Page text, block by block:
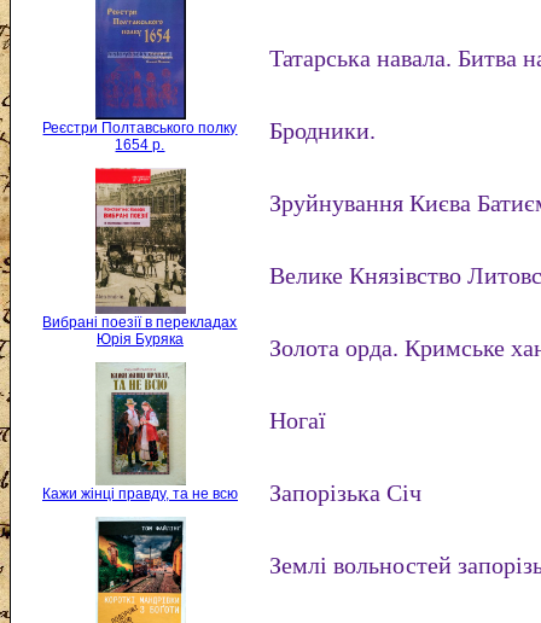
Реєстри Полтавського полку
1654 р.
Вибрані поезії в перекладах
Юрія Буряка
Кажи жінці правду, та не всю
Татарська навала. Битва
Бродники.
Зруйнування Києва
Велике Князівство
Золота орда. Кримське
Ногаї
Запорізька Січ
Землі вольностей